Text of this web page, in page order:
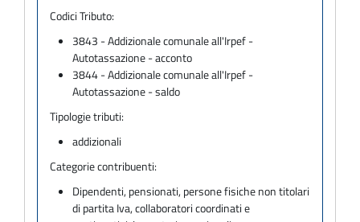
Codici Tributo:
3843 - Addizionale comunale all'Irpef -
Autotassazione - acconto
3844 - Addizionale comunale all'Irpef -
Autotassazione - saldo
Tipologie tributi:
addizionali
Categorie contribuenti:
Dipendenti, pensionati, persone fisiche non titolari
di partita Iva, collaboratori coordinati e